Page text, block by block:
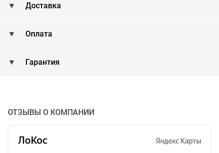
Доставка
Оплата
Гарантия
ОТЗЫВЫ О КОМПАНИИ